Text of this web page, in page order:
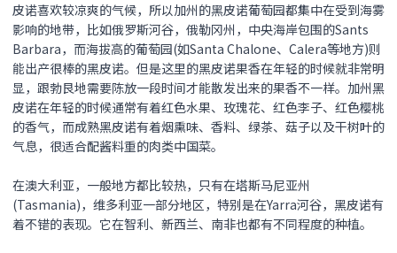
皮诺喜欢较凉爽的气候，所以加州的黑皮诺葡萄园都集中在受到海雾
影响的地带，比如俄罗斯河谷，俄勒冈州，中央海岸包围的Sants
Barbara，而海拔高的葡萄园(如Santa Chalone、Calera等地方)则
能出产很棒的黑皮诺。但是这里的黑皮诺果香在年轻的时候就非常明
显，跟勃艮地需要陈放一段时间才能散发出来的果香不一样。加州黑
皮诺在年轻的时候通常有着红色水果、玫瑰花、红色李子、红色樱桃
的香气，而成熟黑皮诺有着烟熏味、香料、绿茶、菇子以及干树叶的
气息，很适合配酱料重的肉类中国菜。
在澳大利亚，一般地方都比较热，只有在塔斯马尼亚州
(Tasmania)，维多利亚一部分地区，特别是在Yarra河谷， 黑皮诺有
着不错的表现。它在智利、新西兰、南非也都有不同程度的种植。